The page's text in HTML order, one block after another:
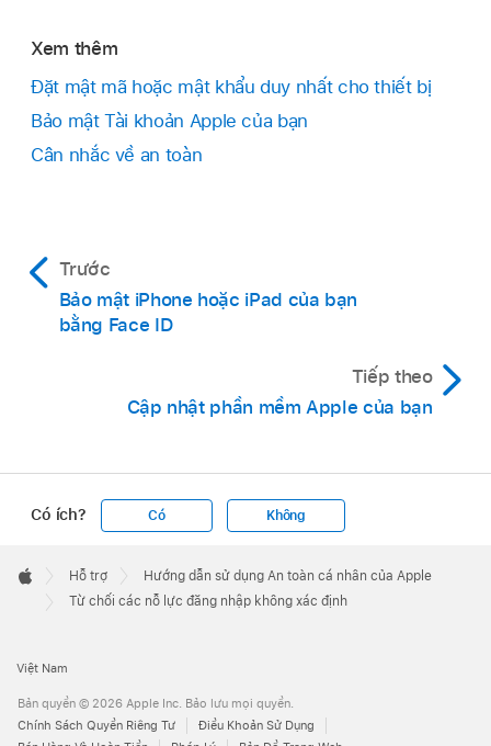
Xem thêm
Đặt mật mã hoặc mật khẩu duy nhất cho thiết bị
Bảo mật Tài khoản Apple của bạn
Cân nhắc về an toàn
Trước
Bảo mật iPhone hoặc iPad của bạn
bằng Face ID
Tiếp theo
Cập nhật phần mềm Apple của bạn
Có ích? Có Không
Footer

Apple
Hỗ trợ
Hướng dẫn sử dụng An toàn cá nhân của Apple
Từ chối các nỗ lực đăng nhập không xác định
Việt Nam
Bản quyền © 2026 Apple Inc. Bảo lưu mọi quyền.
Chính Sách Quyền Riêng Tư
Điều Khoản Sử Dụng